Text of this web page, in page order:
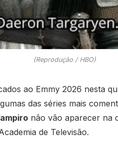
(Reprodução / HBO)
ao Emmy 2026 nesta
das séries mais
não vão aparecer na
de Televisão.